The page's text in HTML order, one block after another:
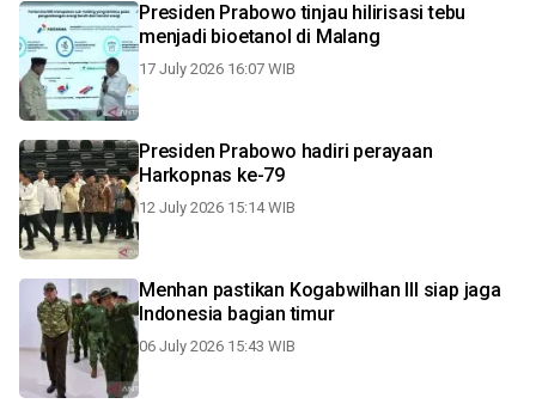
Presiden Prabowo tinjau hilirisasi tebu
menjadi bioetanol di Malang
17 July 2026 16:07 WIB
Presiden Prabowo hadiri perayaan
Harkopnas ke-79
12 July 2026 15:14 WIB
Menhan pastikan Kogabwilhan III siap jaga
Indonesia bagian timur
06 July 2026 15:43 WIB